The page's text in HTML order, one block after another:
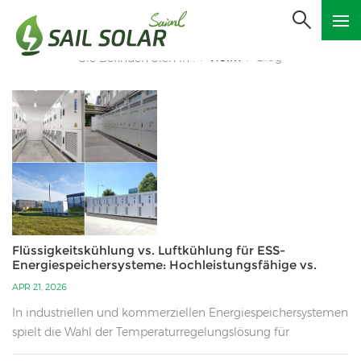
Sie Befinden Sich In : Heim Blog
Flüssigkeitskühlung vs. Luftkühlung für ESS-
Energiespeichersysteme: Hochleistungsfähige vs.
APR 21, 2026
In industriellen und kommerziellen Energiespeichersystemen
spielt die Wahl der Temperaturregelungslösung für
Batteriespeicherschränke eine entscheidende Rolle für die